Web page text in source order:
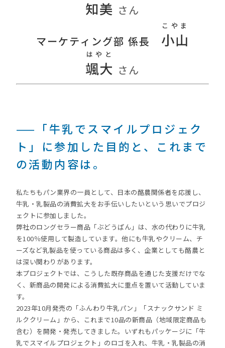
知美 さん
マーケティング部 係長 小山
こやま
颯大
はやと
さん
——「牛乳でスマイルプロジェク
ト」に参加した目的と、これまで
の活動内容は。
私たちもパン業界の一員として、日本の酪農関係者を応援し、
牛乳・乳製品の消費拡大をお手伝いしたいという思いでプロジ
ェクトに参加しました。
弊社のロングセラー商品「ぶどうぱん」は、水の代わりに牛乳
を100％使用して製造しています。他にも牛乳やクリーム、チ
ーズなど乳製品を使っている商品は多く、企業としても酪農と
は深い関わりがあります。
本プロジェクトでは、こうした既存商品を通じた支援だけでな
く、新商品の開発による消費拡大に重点を置いて活動していま
す。
2023年10月発売の「ふんわり牛乳パン」「スナックサンド ミ
ルククリーム」から、これまで10品の新商品（地域限定商品も
含む）を開発・発売してきました。いずれもパッケージに「牛
乳でスマイルプロジェクト」のロゴを入れ、牛乳・乳製品の消